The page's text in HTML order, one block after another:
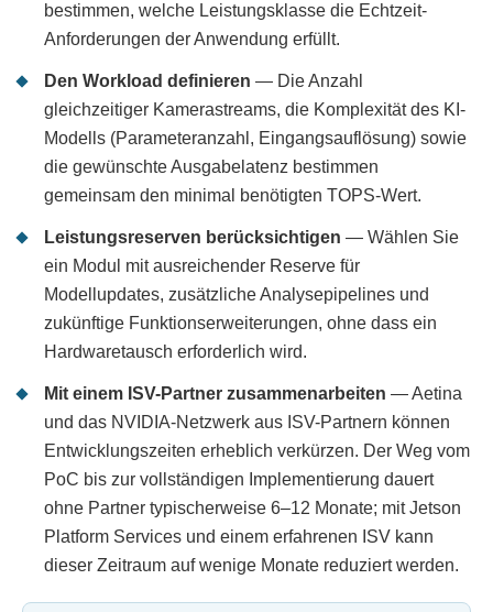
bestimmen, welche Leistungsklasse die Echtzeit-
Anforderungen der Anwendung erfüllt.
Den Workload definieren — Die Anzahl
gleichzeitiger Kamerastreams, die Komplexität des KI-
Modells (Parameteranzahl, Eingangsauflösung) sowie
die gewünschte Ausgabelatenz bestimmen
gemeinsam den minimal benötigten TOPS-Wert.
Leistungsreserven berücksichtigen — Wählen Sie
ein Modul mit ausreichender Reserve für
Modellupdates, zusätzliche Analysepipelines und
zukünftige Funktionserweiterungen, ohne dass ein
Hardwaretausch erforderlich wird.
Mit einem ISV-Partner zusammenarbeiten — Aetina
und das NVIDIA-Netzwerk aus ISV-Partnern können
Entwicklungszeiten erheblich verkürzen. Der Weg vom
PoC bis zur vollständigen Implementierung dauert
ohne Partner typischerweise 6–12 Monate; mit Jetson
Platform Services und einem erfahrenen ISV kann
dieser Zeitraum auf wenige Monate reduziert werden.